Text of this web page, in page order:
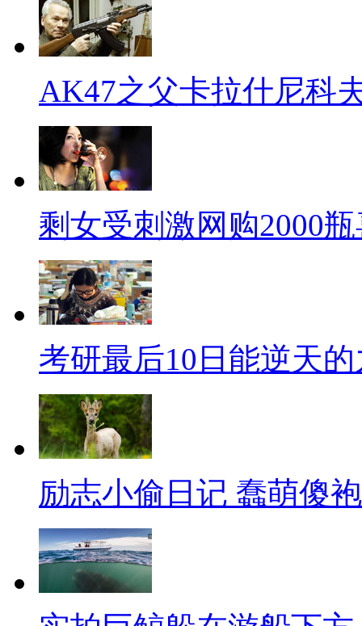
另一个凸显的矛盾是：中国
累”。据《小康》杂志对世界各
论，2013年，中国人的最大感
累”。中国的员工“最勤奋”，却
不和则多输。所以不少小伙伴
的可别太抠门儿！
除了“最勤劳、最不敬业”外
实”。近日，法国市场调查公司
理财和家庭态度”的调查，在
度远高于其他国家，位居榜首
东西的多少衡量个人成功。从
国和日本，近8成人反对将物质
对这一看法嗤之以鼻。
不少单身男屌丝痛苦的表示
现在很多女生找老公必备的三
个条件满足不了，再好的男人
丈母娘活生生拆散。你说中国
AK47之父卡拉什尼科
剩女受刺激网购2000
考研最后10日能逆天
励志小偷日记 蠢萌傻